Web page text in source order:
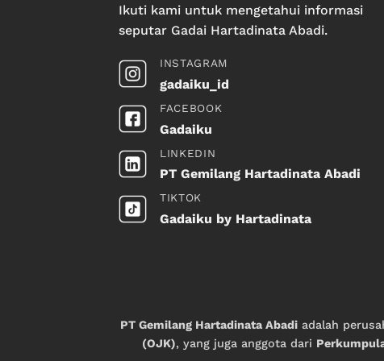
Ikuti kami untuk mengetahui informasi
seputar Gadai Hartadinata Abadi.
INSTAGRAM
gadaiku_id
FACEBOOK
Gadaiku
LINKEDIN
PT Gemilang Hartadinata Abadi
TIKTOK
Gadaiku by Hartadinata
PT Gemilang Hartadinata Abadiadalah
(OJK), yang juga anggota dari